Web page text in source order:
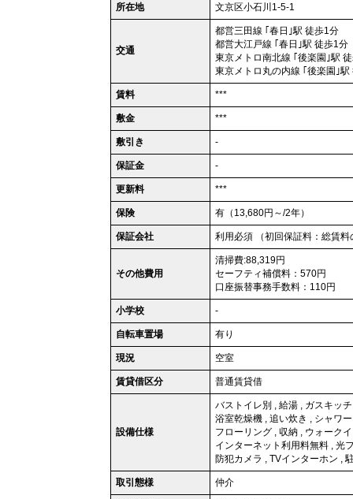
所在地 文京区小石川1-5-1
交通
都営三田線 ｢春日｣駅 徒歩1分
都営大江戸線 ｢春日｣駅 徒歩1分
東京メトロ南北線 ｢後楽園｣駅
東京メトロ丸の内線 ｢後楽園｣駅
賃料 ***
敷金 ***
敷引き -
保証金 -
更新料 ***
保険 有（13,680円～/2年）
保証会社 利用必須 （初回保証料：総賃
その他費用
清掃費:88,319円
セーフティ補償料：570円
口座振替事務手数料：110円
小学校 -
自転車置場 有り
現況 空室
賃貸借区分 普通賃貸借
設備仕様
バストイレ別 給湯
ガスキッ
浴室乾燥機
追い炊き シャワー
フローリング
収納
ウォーク
インターネット利用料無料
光
防犯カメラ
TVインターホン
取引態様 仲介